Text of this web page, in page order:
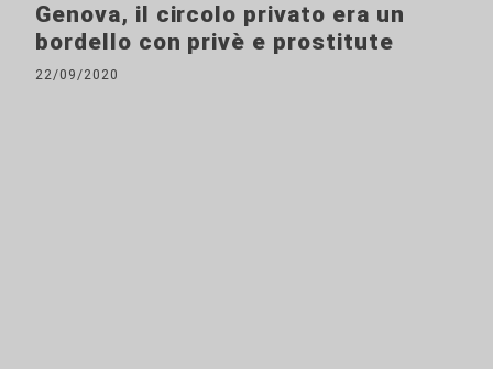
Genova, il circolo privato era un
bordello con privè e prostitute
22/09/2020